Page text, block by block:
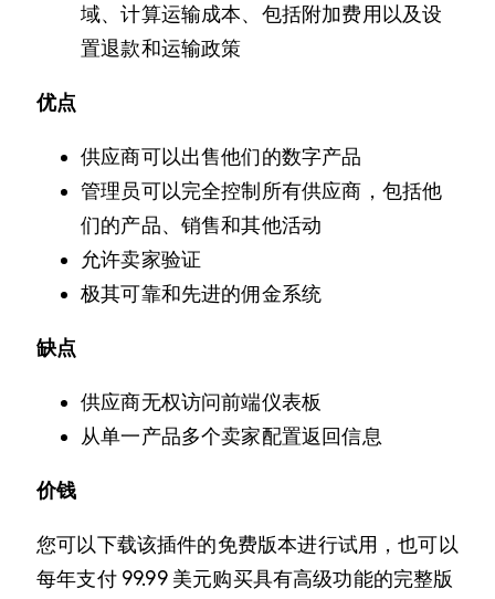
域、计算运输成本、包括附加费用以及设
置退款和运输政策
优点
供应商可以出售他们的数字产品
管理员可以完全控制所有供应商，包括他
们的产品、销售和其他活动
允许卖家验证
极其可靠和先进的佣金系统
缺点
供应商无权访问前端仪表板
从单一产品多个卖家配置返回信息
价钱
您可以下载该插件的免费版本进行试用，也可以
每年支付 99.99 美元购买具有高级功能的完整版